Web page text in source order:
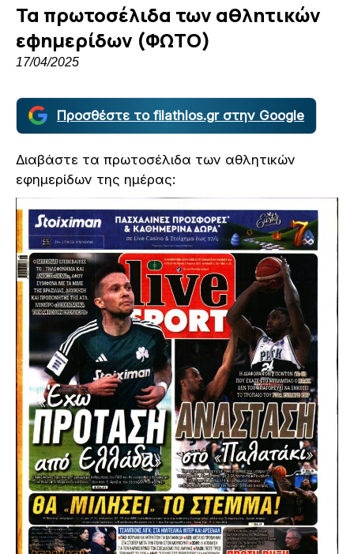
Τα πρωτοσέλιδα των αθλητικών
εφημερίδων (ΦΩΤΟ)
17/04/2025
Προσθέστε το filathlos.gr στην Google
Διαβάστε τα πρωτοσέλιδα των αθλητικών
εφημερίδων της ημέρας: